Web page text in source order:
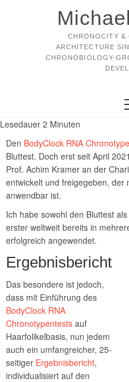
CHRONOCITY &
ARCHITECTURE
CHRONOBIOLOGY-
Lesedauer 2 Minuten
Den BodyClock RNA
Bluttest. Doch erst seit April
Prof. Achim Kramer an der
entwickelt und freigegeben, der
anwendbar ist.
Ich habe sowohl den Bluttest
erster weltweit bereits in
erfolgreich angewendet.
Ergebnisbericht
Das besondere ist jedoch,
dass mit Einführung des
BodyClock RNA
Chronotypentests auf
Haarfolikelbasis, nun jedem
auch ein umfangreicher, 25-
seitiger Ergebnisbericht,
individualisiert auf den